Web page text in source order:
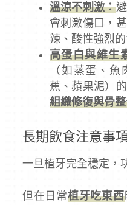
溫涼不刺激：
會刺激傷口，
辣、酸性強烈的
高蛋白與維生
（如蒸蛋、
蕉、蘋果泥）的
組織修復與骨
長期飲食注意事
一旦植牙完全穩定，
但在日常植牙吃東西